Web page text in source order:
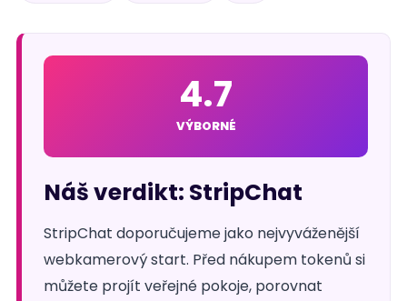
4.7
VÝBORNÉ
Náš verdikt: StripChat
StripChat doporučujeme jako nejvyváženější
webkamerový start. Před nákupem tokenů si
můžete projít veřejné pokoje, porovnat